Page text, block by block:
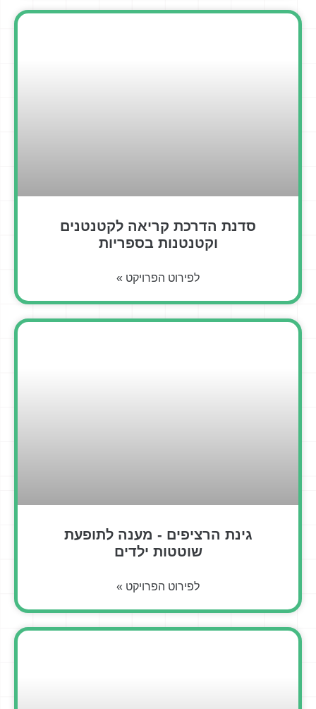
סדנת הדרכת קריאה לקטנטנים
וקטנטנות בספריות
לפירוט הפרויקט »
גינת הרציפים - מענה לתופעת
שוטטות ילדים
לפירוט הפרויקט »